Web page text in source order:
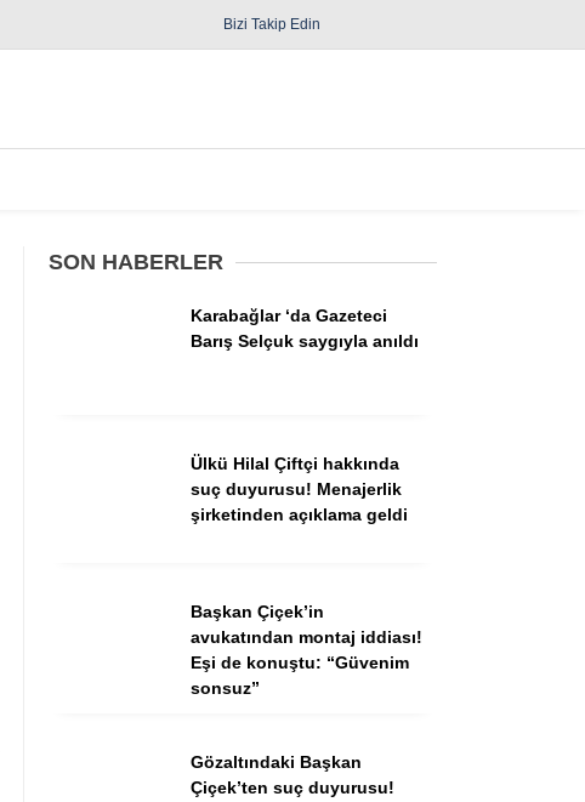
Yerel Yönetimler
Dünya
Bizi Takip Edin
SON HABERLER
Karabağlar ‘da Gazeteci
Barış Selçuk saygıyla anıldı
Ülkü Hilal Çiftçi hakkında
suç duyurusu! Menajerlik
şirketinden açıklama geldi
Başkan Çiçek’in
avukatından montaj iddiası!
Eşi de konuştu: “Güvenim
sonsuz”
Gözaltındaki Başkan
Çiçek’ten suç duyurusu!